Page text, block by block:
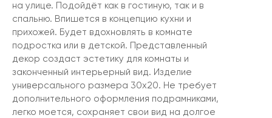
на улице. Подойдёт как в гостиную, так и в
спальню. Впишется в концепцию кухни и
прихожей. Будет вдохновлять в комнате
подростка или в детской. Представленный
декор создаст эстетику для комнаты и
законченный интерьерный вид. Изделие
универсального размера 30х20. Не требует
дополнительного оформления подрамниками,
легко моется, сохраняет свои вид на долгое